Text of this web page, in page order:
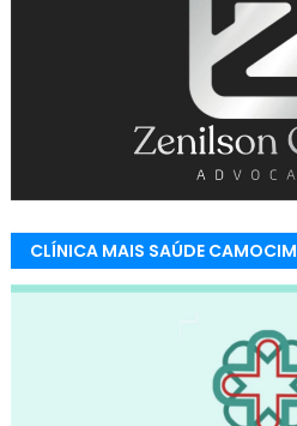
CLÍNICA MAIS SAÚDE CAMOCIM